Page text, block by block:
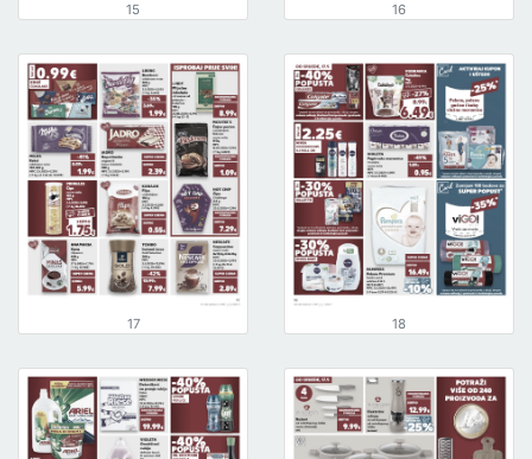
15 16
17 18